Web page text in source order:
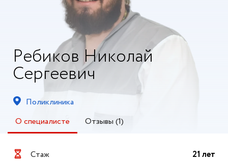
Ребиков Николай
Сергеевич
Поликлиника
О специалисте
Отзывы (1)
Стаж
21 лет